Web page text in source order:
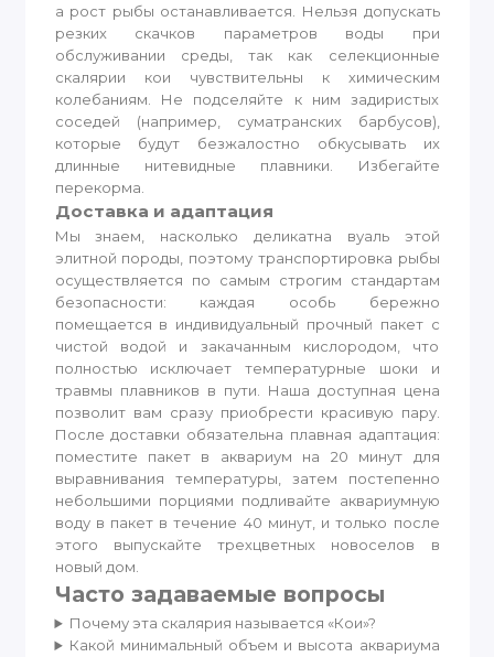
а рост рыбы останавливается. Нельзя допускать
резких скачков параметров воды при
обслуживании среды, так как селекционные
скалярии кои чувствительны к химическим
колебаниям. Не подселяйте к ним задиристых
соседей (например, суматранских барбусов),
которые будут безжалостно обкусывать их
длинные нитевидные плавники. Избегайте
перекорма.
Доставка и адаптация
Мы знаем, насколько деликатна вуаль этой
элитной породы, поэтому транспортировка рыбы
осуществляется по самым строгим стандартам
безопасности: каждая особь бережно
помещается в индивидуальный прочный пакет с
чистой водой и закачанным кислородом, что
полностью исключает температурные шоки и
травмы плавников в пути. Наша доступная цена
позволит вам сразу приобрести красивую пару.
После доставки обязательна плавная адаптация:
поместите пакет в аквариум на 20 минут для
выравнивания температуры, затем постепенно
небольшими порциями подливайте аквариумную
воду в пакет в течение 40 минут, и только после
этого выпускайте трехцветных новоселов в
новый дом.
Часто задаваемые вопросы
Почему эта скалярия называется «Кои»?
Какой минимальный объем и высота аквариума